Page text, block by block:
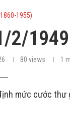
1955)
2/
80 views 1
mức cước